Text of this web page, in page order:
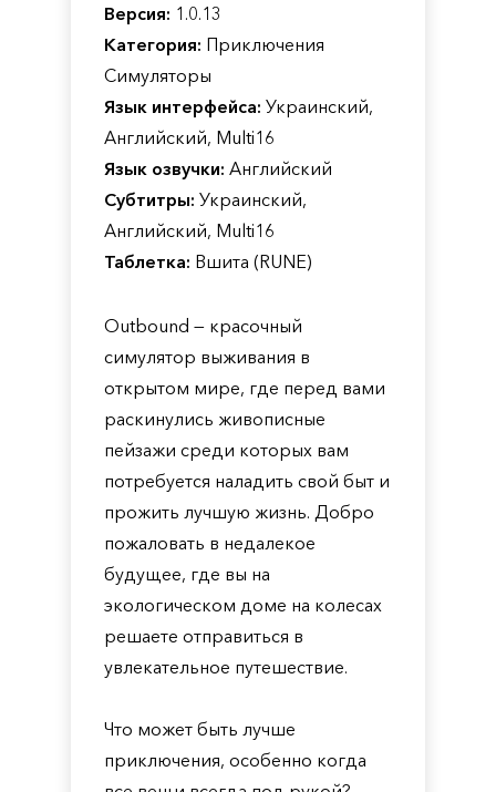
Версия: 1.0.13
Категория: Приключения
Симуляторы
Язык интерфейса: Украинский,
Английский, Multi16
Язык озвучки: Английский
Субтитры: Украинский,
Английский, Multi16
Таблетка: Вшита (RUNE)
Outbound — красочный
симулятор выживания в
открытом мире, где перед вами
раскинулись живописные
пейзажи среди которых вам
потребуется наладить свой быт и
прожить лучшую жизнь. Добро
пожаловать в недалекое
будущее, где вы на
экологическом доме на колесах
решаете отправиться в
увлекательное путешествие.
Что может быть лучше
приключения, особенно когда